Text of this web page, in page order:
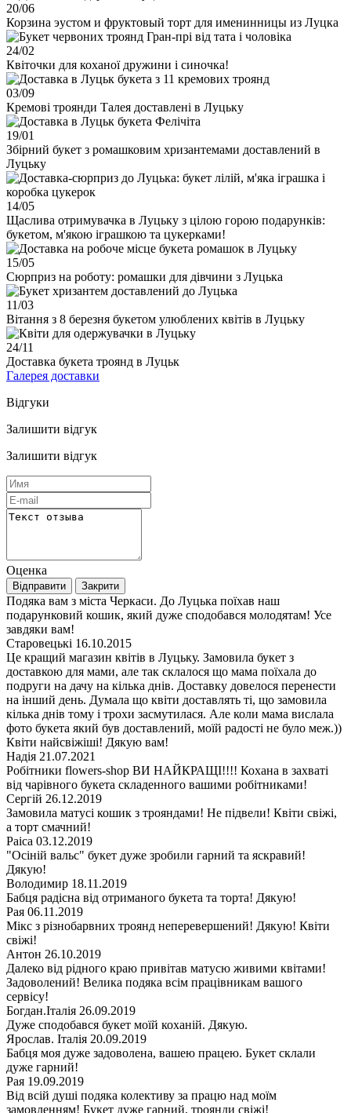
20/06
Корзина эустом и фруктовый торт для именинницы из Луцка
24/02
Квіточки для коханої дружини і синочка!
03/09
Кремові троянди Талея доставлені в Луцьку
19/01
Збірний букет з ромашковим хризантемами доставлений в
Луцьку
14/05
Щаслива отримувачка в Луцьку з цілою горою подарунків:
букетом, м'якою іграшкою та цукерками!
15/05
Сюрприз на роботу: ромашки для дівчини з Луцька
11/03
Вітання з 8 березня букетом улюблених квітів в Луцьку
24/11
Доставка букета троянд в Луцьк
Галерея доставки
Відгуки
Залишити відгук
Залишити відгук
Оценка
Подяка вам з міста Черкаси. До Луцька поїхав наш
подарунковий кошик, який дуже сподобався молодятам! Усе
завдяки вам!
Старовецькі 16.10.2015
Це кращий магазин квітів в Луцьку. Замовила букет з
доставкою для мами, але так склалося що мама поїхала до
подруги на дачу на кілька днів. Доставку довелося перенести
на інший день. Думала що квіти доставлять ті, що замовила
кілька днів тому і трохи засмутилася. Але коли мама вислала
фото букета який був доставлений, моїй радості не було меж.))
Квіти найсвіжіші! Дякую вам!
Надія 21.07.2021
Робітники flowers-shop ВИ НАЙКРАЩІ!!!! Кохана в захваті
від чарівного букета складенного вашими робітниками!
Сергій 26.12.2019
Замовила матусі кошик з трояндами! Не підвели! Квіти свіжі,
а торт смачний!
Раіса 03.12.2019
"Осіній вальс" букет дуже зробили гарний та яскравий!
Дякую!
Володимир 18.11.2019
Бабця радісна від отриманого букета та торта! Дякую!
Рая 06.11.2019
Мікс з різнобарвних троянд неперевершений! Дякую! Квіти
свіжі!
Антон 26.10.2019
Далеко від рідного краю привітав матусю живими квітами!
Задоволений! Велика подяка всім працівникам вашого
сервісу!
Богдан.Італія 26.09.2019
Дуже сподобався букет моїй коханій. Дякую.
Ярослав. Італія 20.09.2019
Бабця моя дуже задоволена, вашею працею. Букет склали
дуже гарний!
Рая 19.09.2019
Від всій душі подяка колективу за працю над моїм
замовленням! Букет дуже гарний, троянди свіжі!